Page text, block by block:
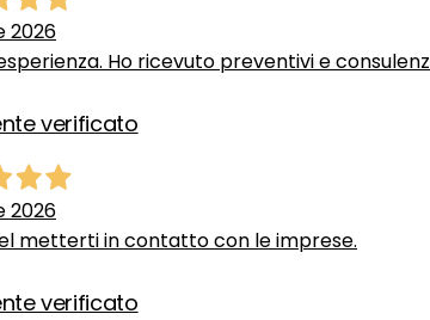
2026
Ho ricevuto preventivi e
verificato
2026
metterti in contatto con le imprese.
verificato